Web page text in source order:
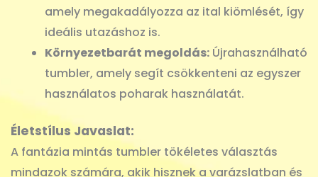
amely megakadályozza az ital kiömlését, így
ideális utazáshoz is.
Környezetbarát megoldás: Újrahasználható
tumbler, amely segít csökkenteni az egyszer
használatos poharak használatát.
Életstílus Javaslat:
A fantázia mintás tumbler tökéletes választás
mindazok számára, akik hisznek a varázslatban és